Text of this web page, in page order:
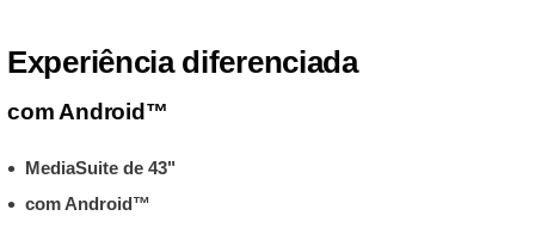
Experiência diferenciada
com Android™
MediaSuite de 43"
com Android™